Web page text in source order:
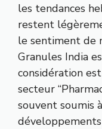
les tendances
restent
le sentiment de
Granules India
considération
secteur
souvent soumis